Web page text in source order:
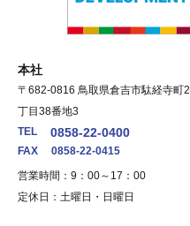
本社
〒682-0816 鳥取県倉吉市駄経寺町2
丁目38番地3
TEL
0858-22-0400
FAX
0858-22-0415
営業時間：9：00～17：00
定休日：土曜日・日曜日